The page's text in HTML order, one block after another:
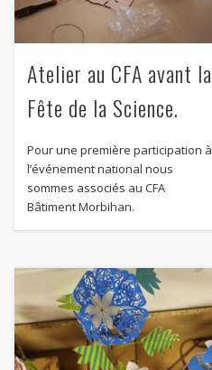
Atelier au CFA avant la
Fête de la Science.
Pour une première participation à
l’événement national nous
sommes associés au CFA
Bâtiment Morbihan.